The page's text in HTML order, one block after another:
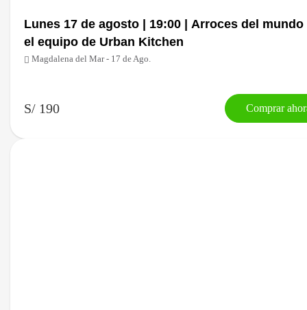
Lunes 17 de agosto | 19:00 | Arroces del mundo con
el equipo de Urban Kitchen
Magdalena del Mar - 17 de Ago.
S/ 190 Comprar